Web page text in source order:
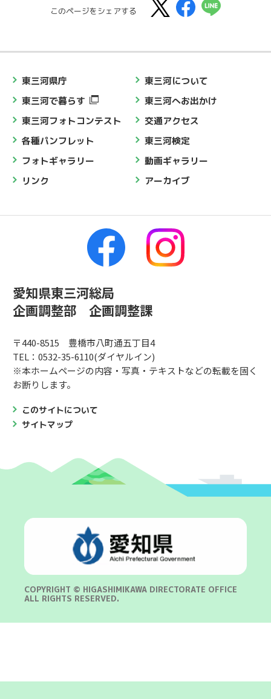
このページをシェアする
東三河県庁
東三河について
東三河で暮らす
東三河へお出かけ
東三河フォトコンテスト
交通アクセス
各種パンフレット
東三河検定
フォトギャラリー
動画ギャラリー
リンク
アーカイブ
愛知県東三河総局
企画調整部 企画調整課
〒440-8515 豊橋市八町通五丁目4
TEL：0532-35-6110(ダイヤルイン)
※本ホームページの内容・写真・テキストなどの転載を固く
お断りします。
このサイトについて
サイトマップ
COPYRIGHT © HIGASHIMIKAWA DIRECTORATE OFFICE
ALL RIGHTS RESERVED.